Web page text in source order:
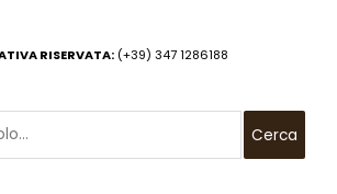
RISERVATA: (+39) 347 1286188
Cerca